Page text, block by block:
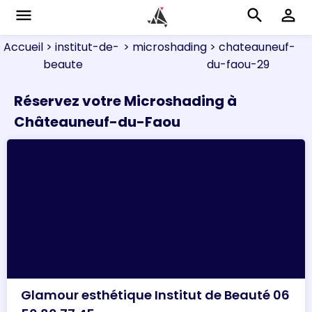
menu search perm_identity
Accueil > institut-de-
beaute
> microshading > chateauneuf-
du-faou-29
Réservez votre Microshading à
Châteauneuf-du-Faou
Glamour esthétique Institut de Beauté 06